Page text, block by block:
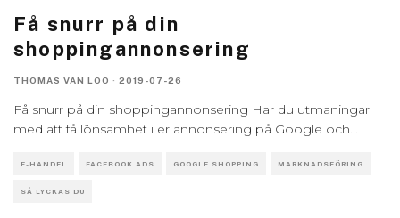
Få snurr på din
shoppingannonsering
THOMAS VAN LOO · 2019-07-26
Få snurr på din shoppingannonsering Har du utmaningar
med att få lönsamhet i er annonsering på Google och...
E-HANDEL FACEBOOK ADS GOOGLE SHOPPING MARKNADSFÖRING
SÅ LYCKAS DU